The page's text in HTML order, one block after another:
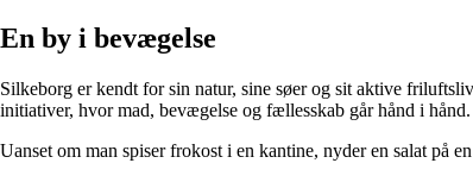
En by i bevægelse
Silkeborg er kendt for sin natur, sine søer og sit aktive
initiativer, hvor mad, bevægelse og fællesskab går hånd i hånd.
Uanset om man spiser frokost i en kantine, nyder en salat på